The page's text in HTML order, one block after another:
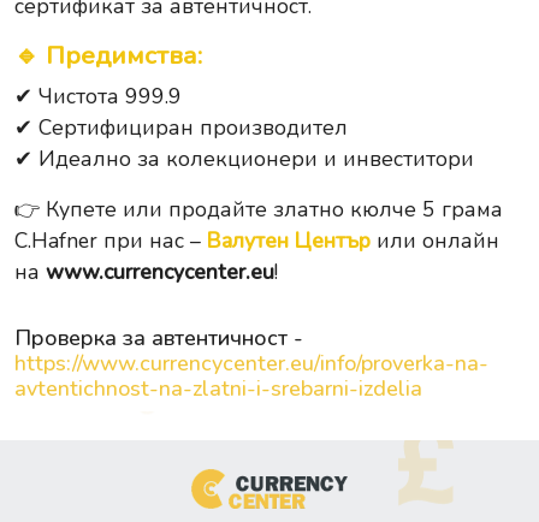
сертификат за автентичност.
🔹 Предимства:
✔ Чистота 999.9
✔ Сертифициран производител
✔ Идеално за колекционери и инвеститори
👉 Купете или продайте златно кюлче 5 грама
C.Hafner при нас – Валутен Център или онлайн
на www.currencycenter.eu!
Проверка за автентичност -
https://www.currencycenter.eu/info/proverka-na-
avtentichnost-na-zlatni-i-srebarni-izdelia